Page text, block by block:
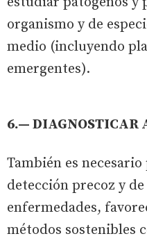
organismo y de
medio (incluyendo
emergentes).
6.— DIAGNOSTICAR
También es
detección precoz y
enfermedades,
métodos sostenibles